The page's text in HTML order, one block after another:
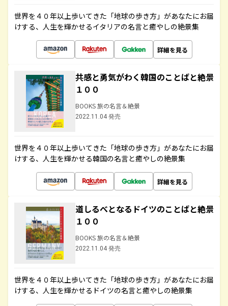
世界を４０年以上歩いてきた「地球の歩き方」があなたにお届
けする、人生を輝かせるイタリアの名言と癒やしの絶景集
詳細を見る
共感と勇気がわく韓国のことばと絶景
１００
BOOKS 旅の名言＆絶景
2022.11.04 発売
世界を４０年以上歩いてきた「地球の歩き方」があなたにお届
けする、人生を輝かせる韓国の名言と癒やしの絶景集
詳細を見る
道しるべとなるドイツのことばと絶景
１００
BOOKS 旅の名言＆絶景
2022.11.04 発売
世界を４０年以上歩いてきた「地球の歩き方」があなたにお届
けする、人生を輝かせるドイツの名言と癒やしの絶景集